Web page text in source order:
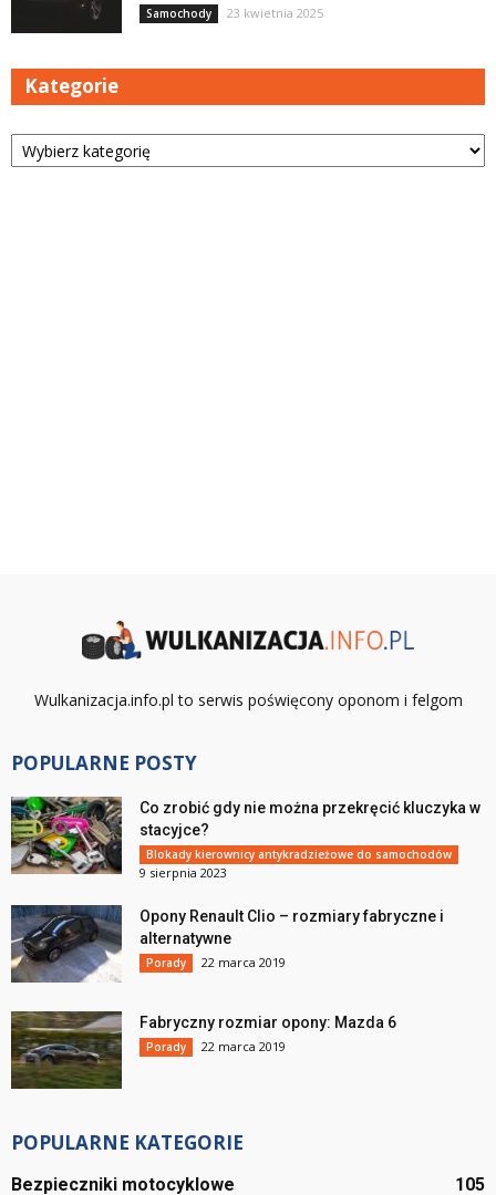
Samochody 23 kwietnia 2025
Kategorie
Kategorie
Wulkanizacja.info.pl to serwis poświęcony oponom i felgom
POPULARNE POSTY
Co zrobić gdy nie można przekręcić kluczyka w
stacyjce?
Blokady kierownicy antykradzieżowe do samochodów
9 sierpnia 2023
Opony Renault Clio – rozmiary fabryczne i
alternatywne
Porady 22 marca 2019
Fabryczny rozmiar opony: Mazda 6
Porady 22 marca 2019
POPULARNE KATEGORIE
Bezpieczniki motocyklowe 105